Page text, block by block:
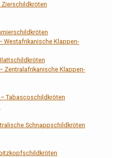
Zierschildkröten
Westafrikanische Klappen-
Zentralafrikanische Klappen-
Tabascoschildkröten
Schnappschildkröten